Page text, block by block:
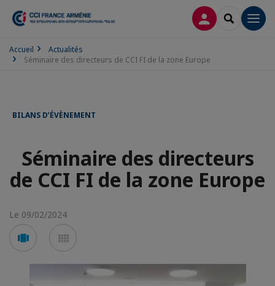
CONNEXION
Accueil
Actualités
Séminaire des directeurs de CCI FI de la zone Europe
BILANS D’ÉVÈNEMENT
Séminaire des directeurs
de CCI FI de la zone Europe
Le 09/02/2024
Voir
en
en
mosaïque